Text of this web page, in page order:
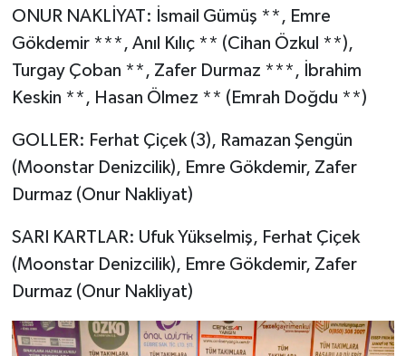
ONUR NAKLİYAT: İsmail Gümüş **, Emre
Gökdemir ***, Anıl Kılıç ** (Cihan Özkul **),
Turgay Çoban **, Zafer Durmaz ***, İbrahim
Keskin **, Hasan Ölmez ** (Emrah Doğdu **)
GOLLER: Ferhat Çiçek (3), Ramazan Şengün
(Moonstar Denizcilik), Emre Gökdemir, Zafer
Durmaz (Onur Nakliyat)
SARI KARTLAR: Ufuk Yükselmiş, Ferhat Çiçek
(Moonstar Denizcilik), Emre Gökdemir, Zafer
Durmaz (Onur Nakliyat)